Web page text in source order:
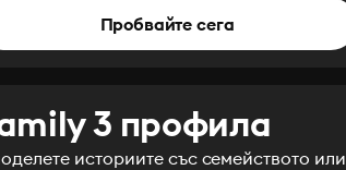
Пробвайте сега
3 профила
историите със семейството или